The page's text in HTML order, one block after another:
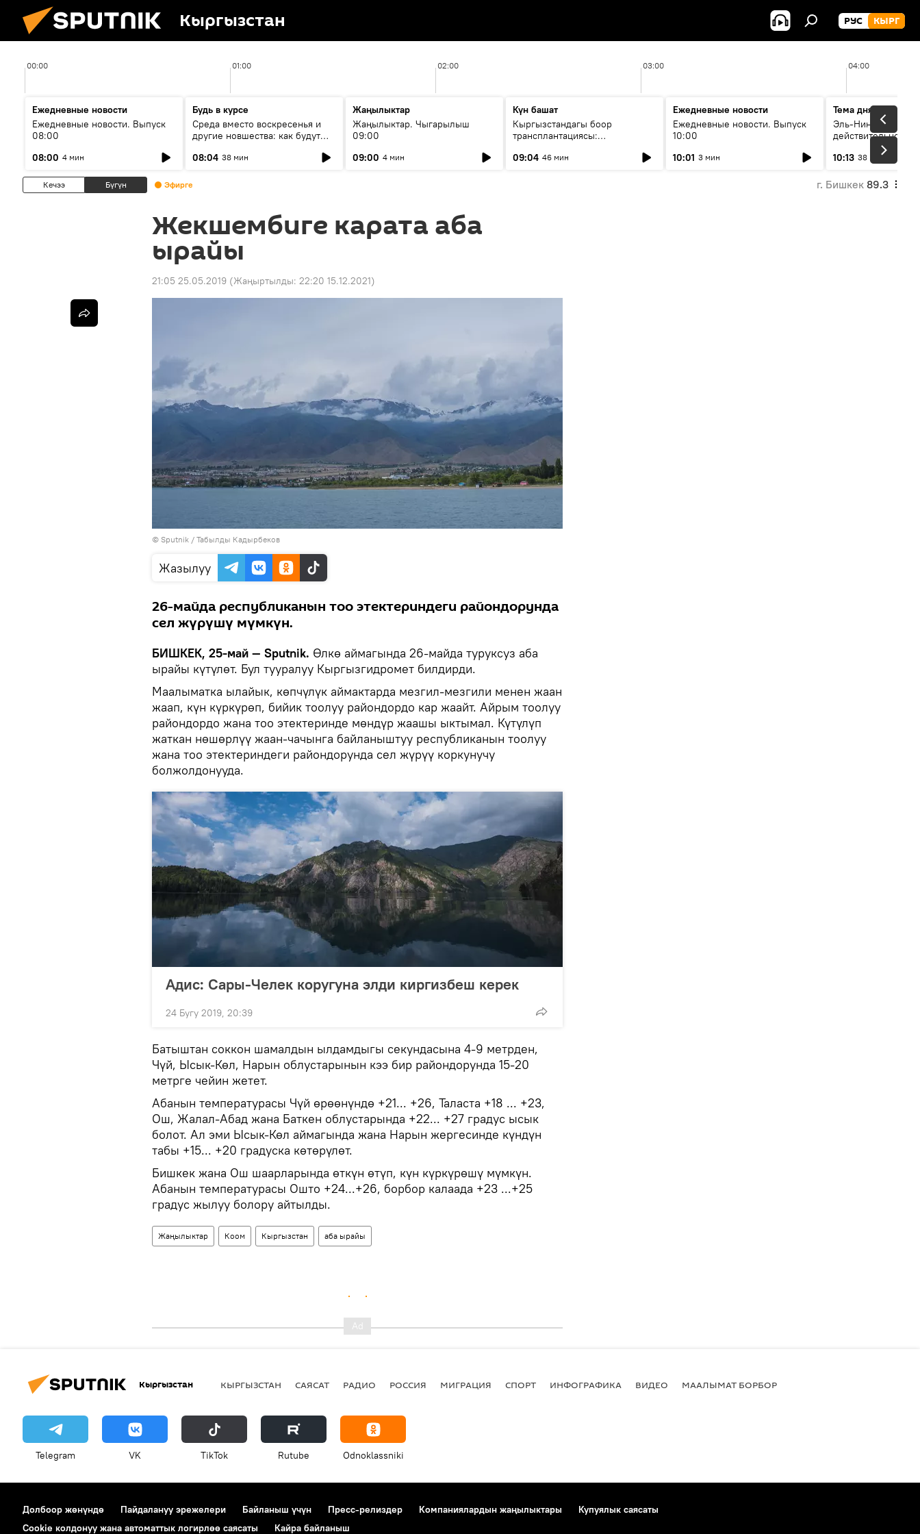
Кыргызстан РУС КЫРГ
00:00 01:00 02:00 03:00 04:00
Ежедневные новости
Ежедневные новости. Выпуск
08:00
08:00 4 мин
Будь в курсе
Среда вместо воскресенья и
другие новшества: как будут
08:04 38 мин
Жаңылыктар
Жаңылыктар. Чыгарылыш
09:00
09:00 4 мин
Күн башат
Кыргызстандагы боор
трансплантациясы:
келечеги
09:04 46 мин
Ежедневные новости
Ежедневные новости. Выпуск
10:00
10:01 3 мин
Тема дня
Эль-Ниньо, жара и
действительно
погоду в
10:13 38 мин
Кечээ Бүгүн Эфирге г. Бишкек 89.3
Жекшембиге карата аба
ырайы
21:05 25.05.2019 (Жаңыртылды: 22:20 15.12.2021)
© Sputnik / Табылды Кадырбеков
Жазылуу
26-майда республиканын тоо этектериндеги райондорунда
сел жүрүшү мүмкүн.
БИШКЕК, 25-май — Sputnik. Өлкө аймагында 26-майда туруксуз аба
ырайы күтүлөт. Бул тууралуу Кыргызгидромет билдирди.
Маалыматка ылайык, көпчүлүк аймактарда мезгил-мезгили менен жаан
жаап, күн күркүрөп, бийик тоолуу райондордо кар жаайт. Айрым тоолуу
райондордо жана тоо этектеринде мөндүр жаашы ыктымал. Күтүлүп
жаткан нөшөрлүү жаан-чачынга байланыштуу республиканын тоолуу
жана тоо этектериндеги райондорунда сел жүрүү коркунучу
болжолдонууда.
Адис: Сары-Челек коругуна элди киргизбеш керек
24 Бугу 2019, 20:39
Батыштан соккон шамалдын ылдамдыгы секундасына 4-9 метрден,
Чүй, Ысык-Көл, Нарын облустарынын кээ бир райондорунда 15-20
метрге чейин жетет.
Абанын температурасы Чүй өрөөнүндө +21... +26, Таласта +18 ... +23,
Ош, Жалал-Абад жана Баткен облустарында +22... +27 градус ысык
болот. Ал эми Ысык-Көл аймагында жана Нарын жергесинде күндүн
табы +15... +20 градуска көтөрүлөт.
Бишкек жана Ош шаарларында өткүн өтүп, күн күркүрөшү мүмкүн.
Абанын температурасы Ошто +24...+26, борбор калаада +23 ...+25
градус жылуу болору айтылды.
Жаңылыктар Коом Кыргызстан аба ырайы
Кыргызстан КЫРГЫЗСТАН САЯСАТ РАДИО РОССИЯ МИГРАЦИЯ СПОРТ ИНФОГРАФИКА ВИДЕО МААЛЫМАТ БОРБОР
Telegram VK ТikТоk Rutube Odnoklassniki
Долбоор жөнүндө Пайдалануу эрежелери Байланыш үчүн Пресс-релиздер Компаниялардын жаңылыктары
Купуялык саясаты
Cookie колдонуу жана автоматтык логирлөө саясаты
Кайра байланыш